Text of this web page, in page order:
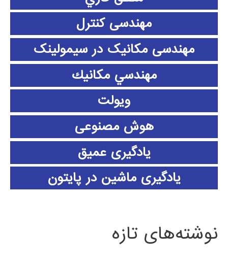
مهندسی کنترل
مهندسی مکانیک در سیمولینک
مهندسي مكانيك
ویولت
هوش مصنوعی
یادگیری عمیق
یادگیری ماشین در پایتون
نوشته‌های تازه